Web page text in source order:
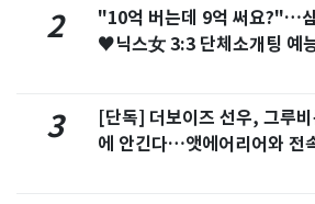
2
"10억 버는데 9억 써요?"…
♥닉스女 3:3 단체소개팅 예
3
[단독] 더보이즈 선우, 그루
에 안긴다…앳에어리어와 전